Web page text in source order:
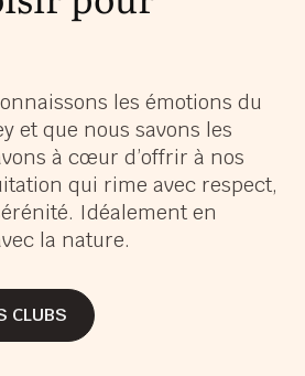
les émotions du
et que nous savons les
à cœur d’offrir à nos
qui rime avec respect,
Idéalement en
la nature.
CLUBS
CLUBS